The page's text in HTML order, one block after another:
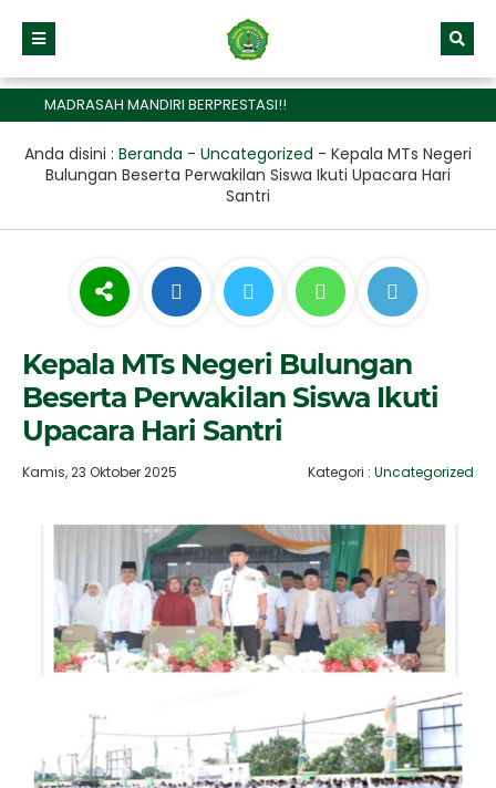
MADRASAH MANDIRI BERPRESTASI!!
Anda disini : Beranda - Uncategorized - Kepala MTs Negeri
Bulungan Beserta Perwakilan Siswa Ikuti Upacara Hari
Santri
Kepala MTs Negeri Bulungan
Beserta Perwakilan Siswa Ikuti
Upacara Hari Santri
Kamis, 23 Oktober 2025 Kategori : Uncategorized